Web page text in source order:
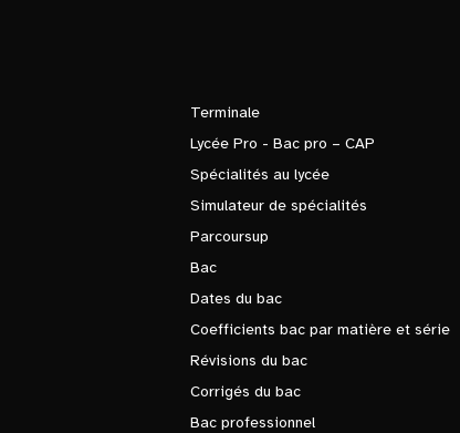
Terminale
Lycée Pro - Bac pro – CAP
Spécialités au lycée
Simulateur de spécialités
Parcoursup
Bac
Dates du bac
Coefficients bac par matière et série
Révisions du bac
Corrigés du bac
Bac professionnel